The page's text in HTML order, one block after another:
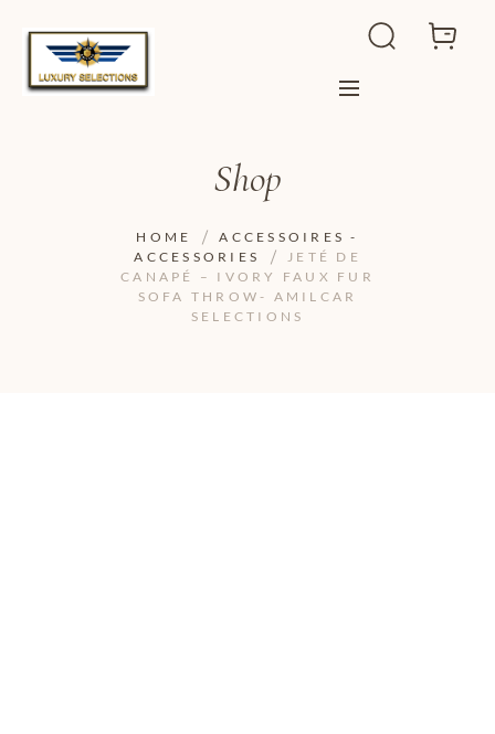
Shop
HOME
ACCESSOIRES -
ACCESSORIES
JETÉ DE
CANAPÉ – IVORY FAUX FUR
SOFA THROW- AMILCAR
SELECTIONS